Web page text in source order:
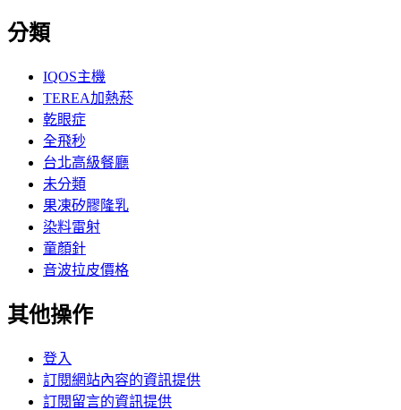
分類
IQOS主機
TEREA加熱菸
乾眼症
全飛秒
台北高級餐廳
未分類
果凍矽膠隆乳
染料雷射
童顏針
音波拉皮價格
其他操作
登入
訂閱網站內容的資訊提供
訂閱留言的資訊提供